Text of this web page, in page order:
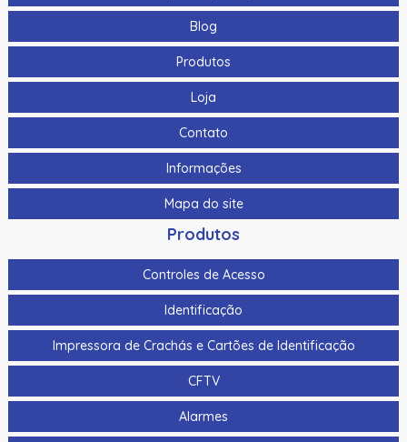
Blog
Produtos
Loja
Contato
Informações
Mapa do site
Produtos
Controles de Acesso
Identificação
Impressora de Crachás e Cartões de Identificação
CFTV
Alarmes